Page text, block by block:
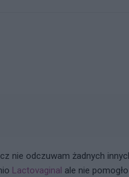
nie odczuwam żadnych
Lactovaginal ale nie